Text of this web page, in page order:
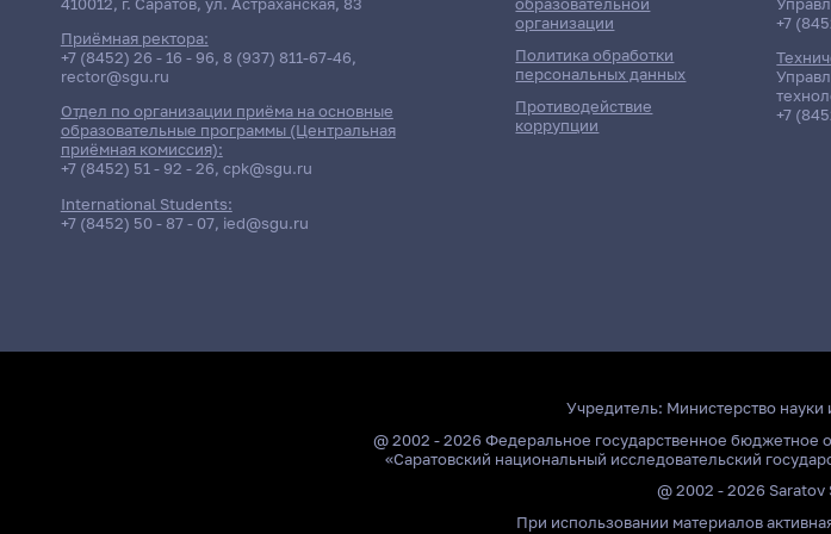
Приёмная ректора:
+7 (8452) 26 - 16 - 96, 8 (937) 811-67-46,
rector@sgu.ru
Отдел по организации приёма на основные
образовательные программы (Центральная
приёмная комиссия):
+7 (8452) 51 - 92 - 26, cpk@sgu.ru
International Students:
+7 (8452) 50 - 87 - 07, ied@sgu.ru
организации
Политика обработки
персональных данных
Противодействие
коррупции
+7
+7
Учредитель: Министерство
@ 2002 - 2026 Федеральное государственное бюджетное
«Саратовский национальный исследовательский
@ 2002 - 2026
При использовании материалов